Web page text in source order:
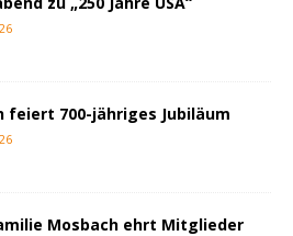
feiert 700-jähriges Jubiläum
Mosbach ehrt Mitglieder